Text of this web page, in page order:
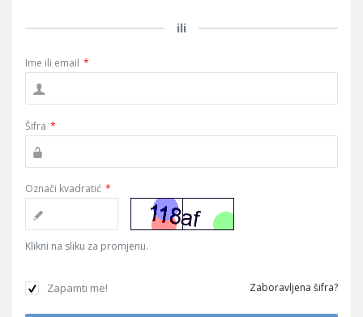
ili
Ime ili email *
Šifra *
Označi kvadratić *
Klikni na sliku za promjenu.
Zapamti me! Zaboravljena šifra?